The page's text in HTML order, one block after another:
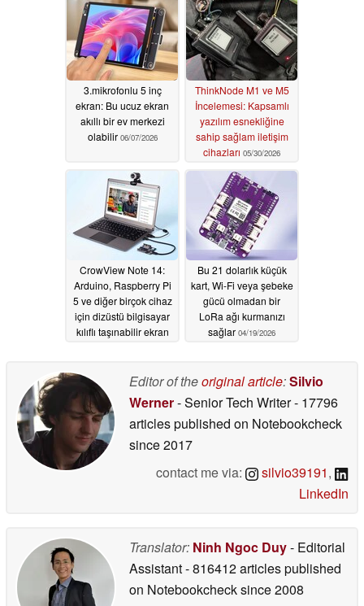
3.mikrofonlu 5 inç
ekran: Bu ucuz ekran
akıllı bir ev merkezi
olabilir 06/07/2026
ThinkNode M1 ve M5
İncelemesi: Kapsamlı
yazılım esnekliğine
sahip sağlam iletişim
cihazları 05/30/2026
CrowView Note 14:
Arduino, Raspberry Pi
5 ve diğer birçok cihaz
için dizüstü bilgisayar
kılıflı taşınabilir ekran
Bu 21 dolarlık küçük
kart, Wi-Fi veya şebeke
gücü olmadan bir
LoRa ağı kurmanızı
sağlar 04/19/2026
Editor of theoriginal article:Silvio
Werner- Senior Tech Writer- 17796
articles published on Notebookcheck
since 2017
contact me via:
silvio39191,
LinkedIn
Translator: Ninh Ngoc Duy- Editorial
Assistant- 816412 articles published
on Notebookchecksince 2008